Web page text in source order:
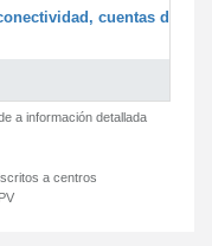
cuentas de
a información detallada
a centros